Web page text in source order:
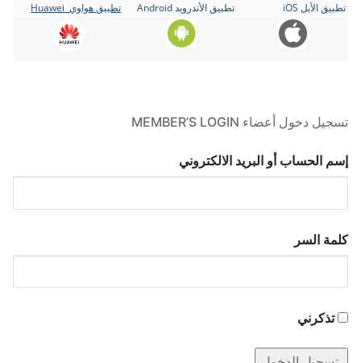
تطبيق الأبل iOS تطبيق الأندرويد Android تطبيق هواوي Huawei
تسجيل دخول أعضاء MEMBER’S LOGIN
إسم الحساب أو البريد الالكتروني
كلمة السر
تذكرني